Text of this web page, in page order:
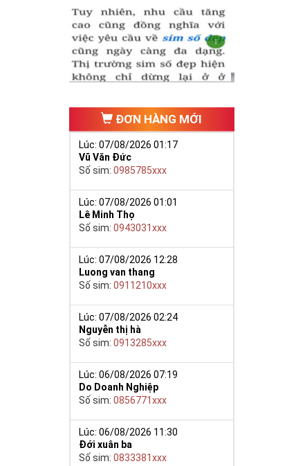
ĐƠN HÀNG MỚI
Lúc: 07/08/2026 01:17
Vũ Văn Đức
Số sim:0985785xxx
Lúc: 07/08/2026 01:01
Lê Minh Thọ
Số sim:0943031xxx
Lúc: 07/08/2026 12:28
Luong van thang
Số sim:0911210xxx
Lúc: 07/08/2026 02:24
Nguyễn thị hà
Số sim:0913285xxx
Lúc: 06/08/2026 07:19
Do Doanh Nghiệp
Số sim:0856771xxx
Lúc: 06/08/2026 11:30
Đới xuân ba
Số sim:0833381xxx